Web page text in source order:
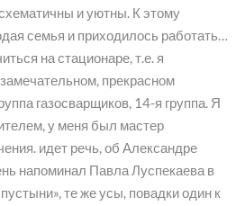
и уютны. К этому
семья и приходилось работать…
на стационаре, т.е. я
прекрасном
газосварщиков, 14-я группа. Я
у меня был мастер
идет речь, об Александре
напоминал Павла Луспекаева в
те же усы, повадки один к